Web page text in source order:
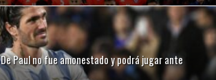
Paul no fue amonestado y podrá jugar ante